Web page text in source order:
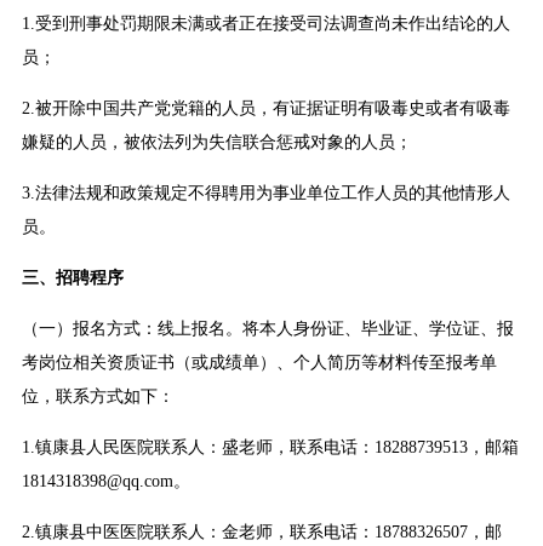
1.受到刑事处罚期限未满或者正在接受司法调查尚未作出结论的人
员；
2.被开除中国共产党党籍的人员，有证据证明有吸毒史或者有吸毒
嫌疑的人员，被依法列为失信联合惩戒对象的人员；
3.法律法规和政策规定不得聘用为事业单位工作人员的其他情形人
员。
三、招聘程序
（一）报名方式：线上报名。将本人身份证、毕业证、学位证、报
考岗位相关资质证书（或成绩单）、个人简历等材料传至报考单
位，联系方式如下：
1.镇康县人民医院联系人：盛老师，联系电话：18288739513，邮箱
1814318398@qq.com。
2.镇康县中医医院联系人：金老师，联系电话：18788326507，邮